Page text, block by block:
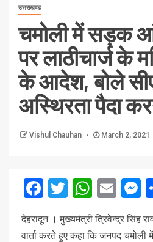
उत्तराखण्ड
चमोली में सड़क
पर लाठीचार्ज के
के आदेश, बोले
अस्थिरता पैदा
Vishul Chauhan March 2, 2021
Facebook
Twitter
देहरादून । मुख्यमंत्री त्रिवेन्द्र सिंह
वार्ता करते हुए कहा कि जनपद